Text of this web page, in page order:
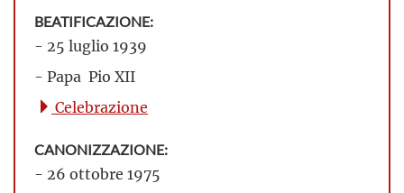
BEATIFICAZIONE:
- 25 luglio 1939
- Papa Pio XII
Celebrazione
CANONIZZAZIONE:
- 26 ottobre 1975